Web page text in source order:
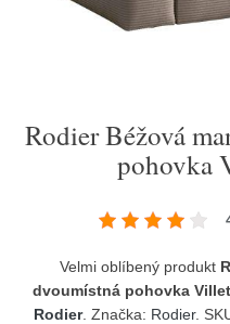
Rodier Béžová
pohovka
Velmi oblíbený produkt
dvoumístná pohovka
Rodier. Značka: Rodier.